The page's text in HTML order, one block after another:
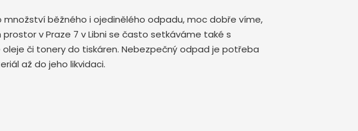
běžného i ojedinělého odpadu, moc dobře víme,
v Praze 7 v Libni se často setkáváme také s
či tonery do tiskáren. Nebezpečný odpad je potřeba
až do jeho likvidaci.